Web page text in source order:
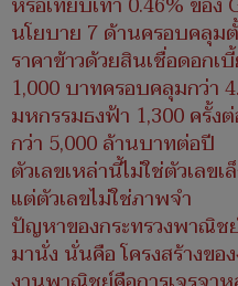
นโยบาย 7 ด้านครอบคลุม
ราคาข้าวด้วยสินเชื่อดอกเ
1,000 บาทครอบคลุมกว่า
มหกรรมธงฟ้า 1,300 ครั้ง
กว่า 5,000 ล้านบาทต่อปี
ตัวเลขเหล่านี้ไม่ใช่ตัวเลข
แต่ตัวเลขไม่ใช่ภาพจำ
ปัญหาของกระทรวงพาณิ
มานั่ง นั่นคือ โครงสร้างขอ